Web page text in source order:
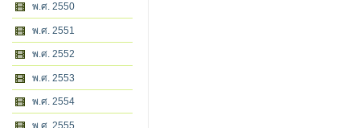
พ.ศ. 2550
พ.ศ. 2551
พ.ศ. 2552
พ.ศ. 2553
พ.ศ. 2554
พ.ศ. 2555